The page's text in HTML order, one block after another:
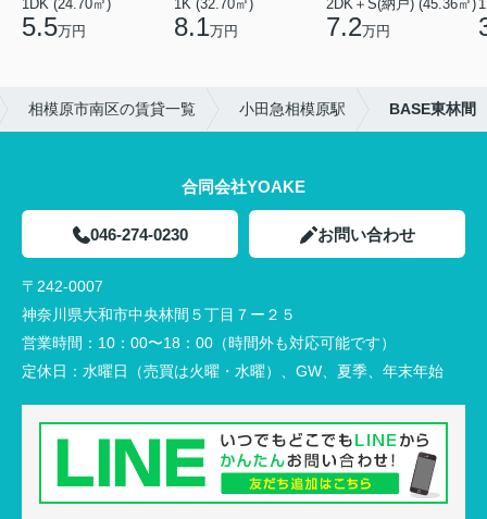
1DK (24.70㎡)
5.5万円
1K (32.70㎡)
8.1万円
2DK＋S(納戸) (45.36㎡)
7.2万円
相模原市南区の賃貸一覧 小田急相模原駅 BASE東林間
合同会社YOAKE
046-274-0230 お問い合わせ
〒242-0007
神奈川県大和市中央林間５丁目７ー２５
営業時間： 10：00〜18：00（時間外も対応可能です）
定休日： 水曜日（売買は火曜・水曜）、GW、夏季、年末年始